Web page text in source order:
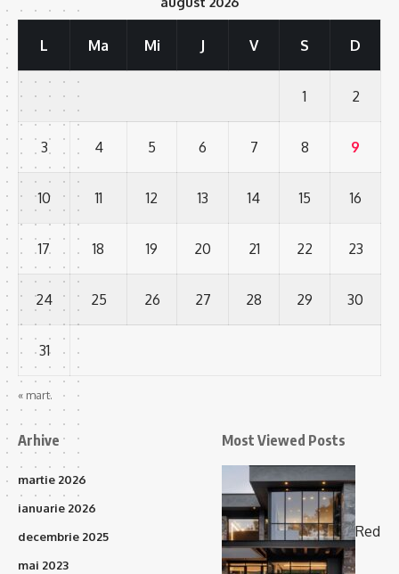
L Ma Mi J V S D
1 2
3 4 5 6 7 8 9
10 11 12 13 14 15 16
17 18 19 20 21 22 23
24 25 26 27 28 29 30
31
« mart.
Arhive
martie 2026
ianuarie 2026
decembrie 2025
mai 2023
Most Viewed Posts
Red